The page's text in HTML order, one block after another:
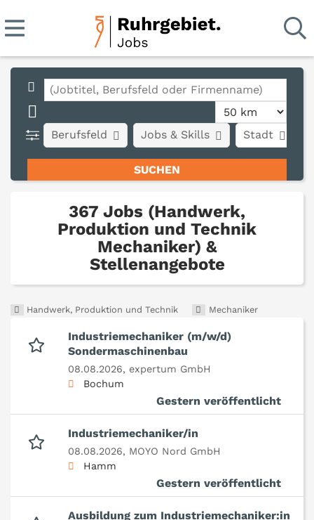
Stadt
Berufsfeld Jobs & Skills
367 Jobs (Handwerk,
Produktion und Technik
Mechaniker) &
Stellenangebote
Handwerk, Produktion und Technik Mechaniker
Industriemechaniker (m/w/d)
Sondermaschinenbau
08.08.2026, expertum GmbH
Bochum
Gestern veröffentlicht
Industriemechaniker/in
08.08.2026, MOYO Nord GmbH
Hamm
Gestern veröffentlicht
Ausbildung zum Industriemechaniker:in